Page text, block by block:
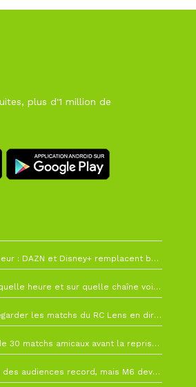
plus d'1 million de
La Liga change de diffuseur : DAZN et Disney+ remplacent beIN Sports !
RC Lens – Villarreal : à quelle heure et sur quelle chaîne voir la finale de la Como Cup ?
Como Cup : comment regarder les matchs du RC Lens en direct ?
Ligue 1+ diffusera plus de 30 matchs amicaux avant la reprise de la Ligue 1
Coupe du monde 2026 : des audiences record, mais M6 devrait perdre très gros !